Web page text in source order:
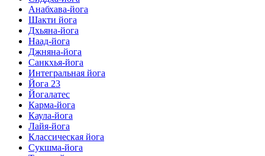
Анабхава-йога
Шакти йога
Дхьяна-йога
Наад-йога
Джняна-йога
Санкхья-йога
Интегральная йога
Йога 23
Йогалатес
Карма-йога
Каула-йога
Лайя-йога
Классическая йога
Сукшма-йога